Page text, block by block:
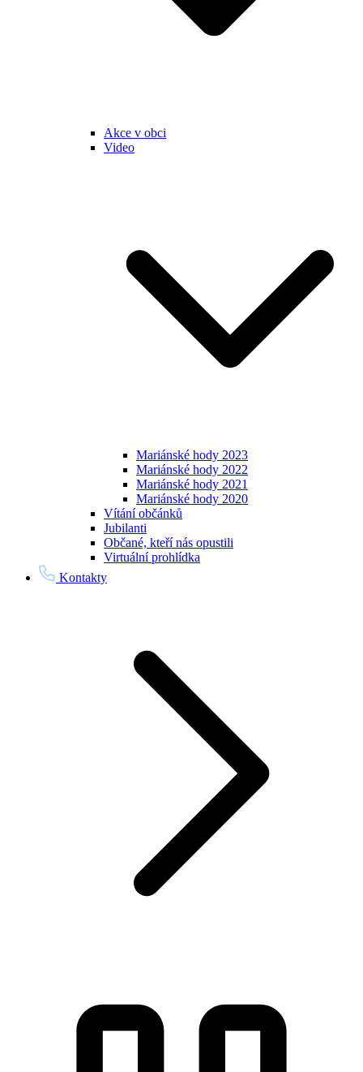
Akce v obci
Video
Mariánské hody 2023
Mariánské hody 2022
Mariánské hody 2021
Mariánské hody 2020
Vítání občánků
Jubilanti
Občané, kteří nás opustili
Virtuální prohlídka
Kontakty